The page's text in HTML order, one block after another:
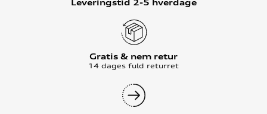
Leveringstid 2-5 hverdage
Gratis & nem retur
14 dages fuld returret